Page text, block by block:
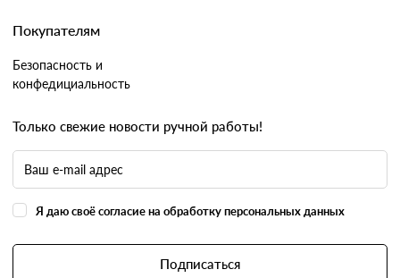
Покупателям
Безопасность и
конфедициальность
Только свежие новости ручной работы!
Я даю своё согласие на обработку персональных данных
Подписаться